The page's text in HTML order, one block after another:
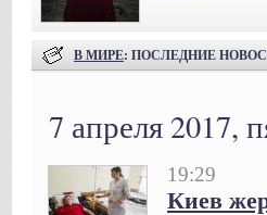
В МИРЕ: ПОСЛЕДНИЕ
7 апреля 2017,
19:29
Киев